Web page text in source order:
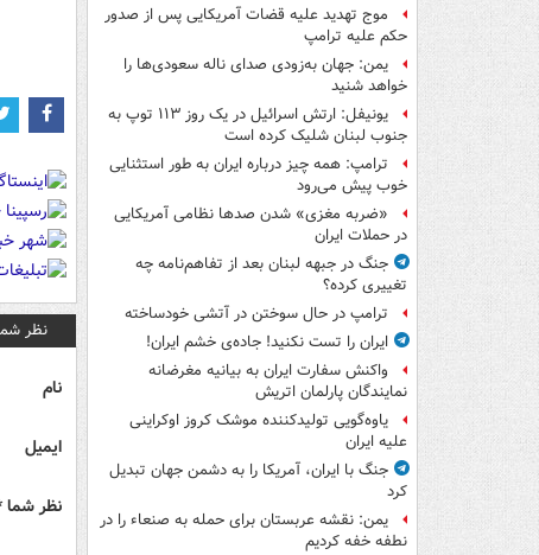
موج تهدید علیه قضات آمریکایی پس از صدور
حکم علیه ترامپ
یمن: جهان به‌زودی صدای ناله سعودی‌ها را
خواهد شنید
یونیفل: ارتش اسرائیل در یک روز ۱۱۳ توپ به
جنوب لبنان شلیک کرده است
ترامپ: همه چیز درباره ایران به طور استثنایی
خوب پیش می‌رود
«ضربه مغزی» شدن صدها نظامی آمریکایی
در حملات ایران
جنگ در جبهه لبنان بعد از تفاهم‌نامه چه
تغییری کرده؟
ترامپ در حال سوختن در آتشی خودساخته
ایران را تست نکنید! جاده‌ی خشم ایران!
واکنش سفارت ایران به بیانیه مغرضانه
نمایندگان پارلمان اتریش
یاوه‌گویی تولیدکننده موشک کروز اوکراینی
علیه ایران
جنگ با ایران، آمریکا را به دشمن جهان تبدیل
کرد
یمن: نقشه عربستان برای حمله به صنعاء را در
نطفه خفه کردیم
نظر
نام
ایمیل
نظر شما